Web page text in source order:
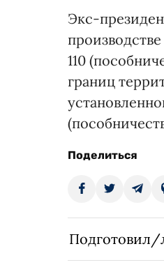
Экс-
производстве
110
границ
Поделиться
Подготовил/